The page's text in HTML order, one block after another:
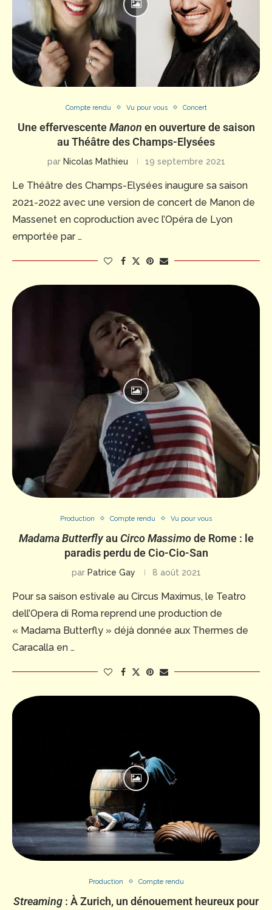
Compte rendu Vu pour vous Concert
Une effervescenteManon en ouverture de saison
au Théâtre des Champs-Elysées
par Nicolas Mathieu 19 septembre 2021
Le Théâtre des Champs-Elysées inaugure sa saison
2021-2022 avec une version de concert de Manon de
Massenet en coproduction avec l’Opéra de Lyon
emportée par …
Production Compte rendu Vu pour vous
Madama Butterflyau Circo Massimode Rome : le
paradis perdu de Cio-Cio-San
par Patrice Gay 8 août 2021
Pour sa saison estivale au Circus Maximus, le Teatro
dell’Opera di Roma reprend une production de
« Madama Butterfly » déjà donnée aux Thermes de
Caracalla en …
Production Compte rendu
Streaming : À Zurich, un dénouement heureux pour